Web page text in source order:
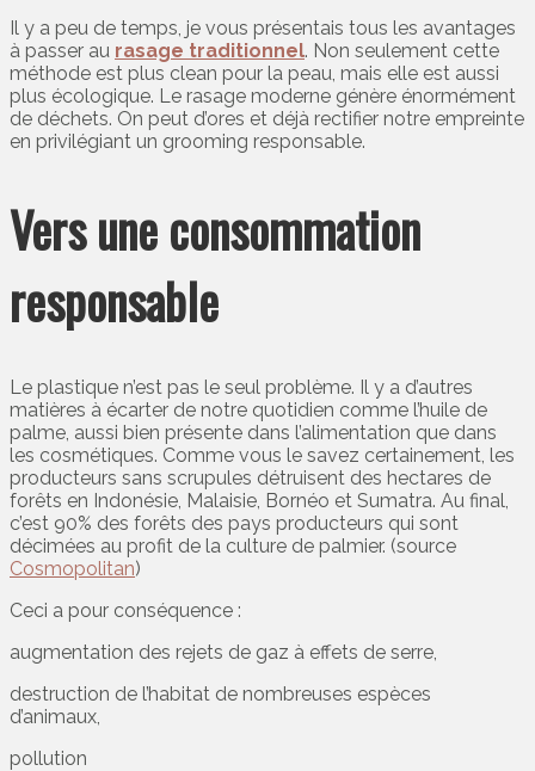
Il y a peu de temps, je vous présentais tous les avantages
à passer au rasage traditionnel. Non seulement cette
méthode est plus clean pour la peau, mais elle est aussi
plus écologique. Le rasage moderne génère énormément
de déchets. On peut d’ores et déjà rectifier notre empreinte
en privilégiant un grooming responsable.
Vers une consommation
responsable
Le plastique n’est pas le seul problème. Il y a d’autres
matières à écarter de notre quotidien comme l’huile de
palme, aussi bien présente dans l’alimentation que dans
les cosmétiques. Comme vous le savez certainement, les
producteurs sans scrupules détruisent des hectares de
forêts en Indonésie, Malaisie, Bornéo et Sumatra. Au final,
c’est 90% des forêts des pays producteurs qui sont
décimées au profit de la culture de palmier. (source
Cosmopolitan)
Ceci a pour conséquence :
augmentation des rejets de gaz à effets de serre,
destruction de l’habitat de nombreuses espèces
d’animaux,
pollution